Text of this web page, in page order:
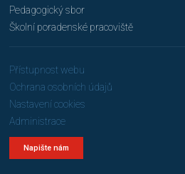
Pedagogický sbor
Školní poradenské pracoviště
Přístupnost webu
Ochrana osobních údajů
Nastavení cookies
Administrace
Napište nám